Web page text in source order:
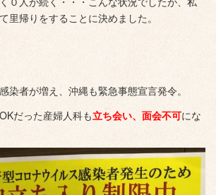
里帰りをすることに決めました。
染者が増え、沖縄も緊急事態宣言発令。
だった産婦人科も立ち会い、面会不可にな